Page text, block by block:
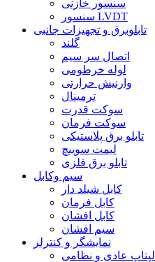
سنسور خازنی
سنسور LVDT
تابلوبرق و تجهیزات جانبی
گلند
اتصال سر سیم
لوله خرطومی
وارنیش حرارتی
ترمینال
سوکت قدرت
سوکت فرمان
تابلو برق پلاستیکی
لیمت سوییچ
تابلو برق فلزی
سیم وکابل
کابل شیلد دار
کابل فرمان
کابل افشان
سیم افشان
نمایشگر و کنترلر
لپتاپ عادی و نظامی